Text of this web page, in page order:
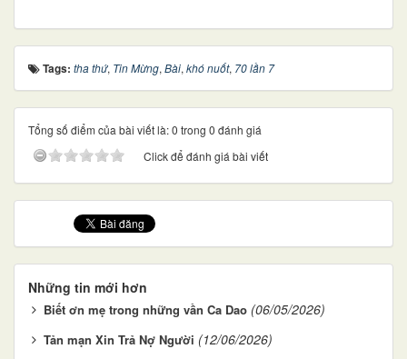
Tags: tha thứ, Tin Mừng, Bài, khó nuốt, 70 lần 7
Tổng số điểm của bài viết là: 0 trong 0 đánh giá
Click để đánh giá bài viết
Những tin mới hơn
Biết ơn mẹ trong những vần Ca Dao (06/05/2026)
Tản mạn Xin Trả Nợ Người (12/06/2026)